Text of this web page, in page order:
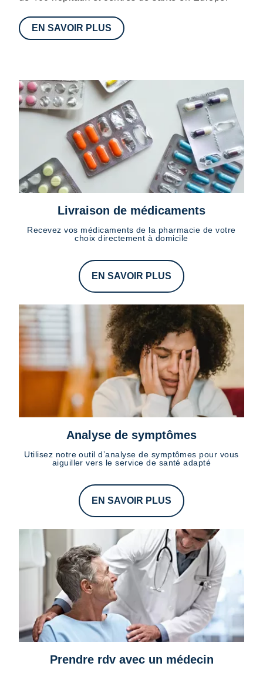
EN SAVOIR PLUS
Livraison de médicaments
Recevez vos médicaments de la pharmacie de votre
choix directement à domicile
EN SAVOIR PLUS
Analyse de symptômes
Utilisez notre outil d’analyse de symptômes pour vous
aiguiller vers le service de santé adapté
EN SAVOIR PLUS
Prendre rdv avec un médecin